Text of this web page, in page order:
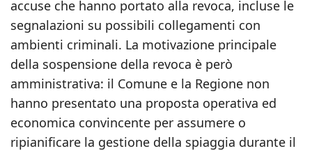
accuse che hanno portato alla revoca, incluse le
segnalazioni su possibili collegamenti con
ambienti criminali. La motivazione principale
della sospensione della revoca è però
amministrativa: il Comune e la Regione non
hanno presentato una proposta operativa ed
economica convincente per assumere o
ripianificare la gestione della spiaggia durante il